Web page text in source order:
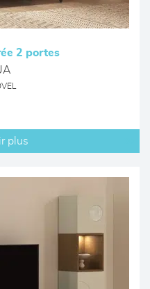
2 portes
plus